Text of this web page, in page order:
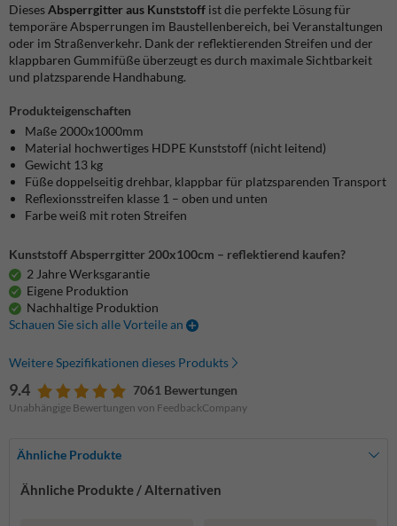
DiesesAbsperrgitter aus Kunststoff ist die perfekte Lösung für
temporäre Absperrungen im Baustellenbereich, bei Veranstaltungen
oder im Straßenverkehr. Dank der reflektierenden Streifen und der
klappbaren Gummifüße überzeugt es durch maximale Sichtbarkeit
und platzsparende Handhabung.
Produkteigenschaften
Maße 2000x1000mm
Material hochwertiges HDPE Kunststoff (nicht leitend)
Gewicht 13 kg
Füße doppelseitig drehbar, klappbar für platzsparenden Transport
Reflexionsstreifen klasse 1 – oben und unten
Farbe weiß mit roten Streifen
Kunststoff Absperrgitter 200x100cm – reflektierend kaufen?
2 Jahre Werksgarantie
Eigene Produktion
Nachhaltige Produktion
Schauen Sie sich alle Vorteile an
Weitere Spezifikationen dieses Produkts
9.4 7061 Bewertungen
Unabhängige Bewertungen von FeedbackCompany
Ähnliche Produkte
Ähnliche Produkte / Alternativen